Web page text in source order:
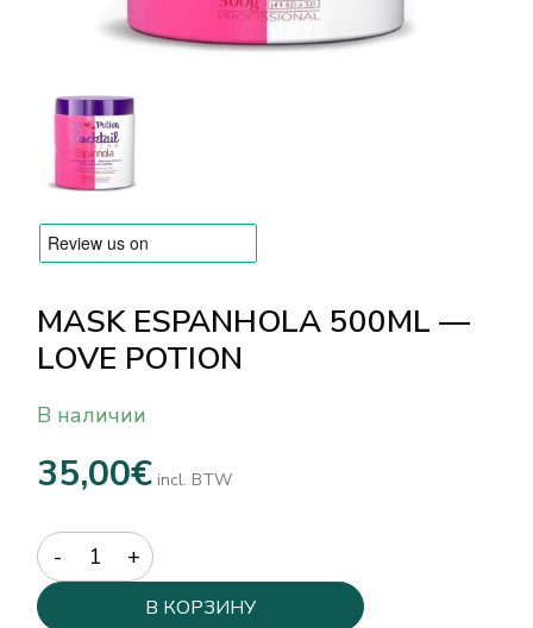
Оплата и доставка
Часто задаваемые вопросы
Контакты
Отзывы
MASK ESPANHOLA 500ML —
LOVE POTION
В наличии
35,00€ incl. BTW
Quantity
В КОРЗИНУ